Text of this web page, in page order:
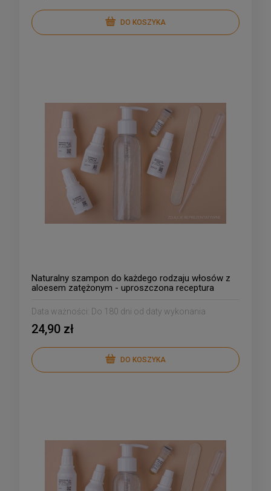
DO KOSZYKA
Naturalny szampon do każdego rodzaju włosów z
aloesem zatężonym - uproszczona receptura
Data ważności: Do 180 dni od daty wykonania
24,90 zł
DO KOSZYKA